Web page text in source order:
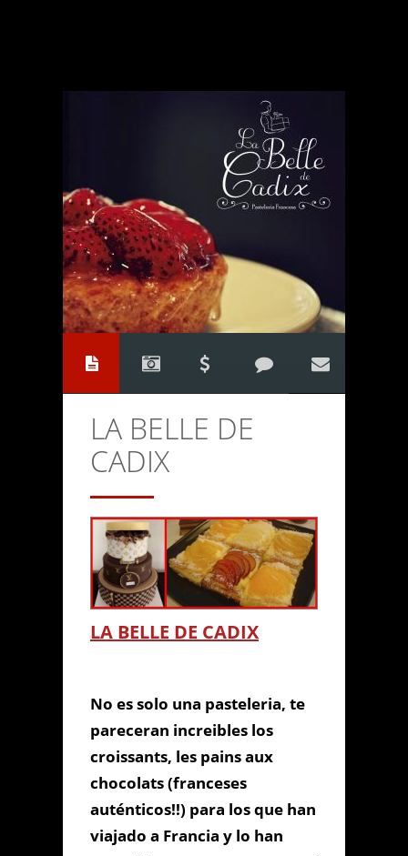
LA BELLE DE
CADIX
LA BELLE DE CADIX
No es solo una pasteleria, te
pareceran increibles los
croissants, les pains aux
chocolats (franceses
auténticos!!) para los que han
viajado a Francia y lo han
CONTACTO
Anterior/Siguiente página
LA BELLE DE
This page can't load Google
Maps correctly.
Do you own this